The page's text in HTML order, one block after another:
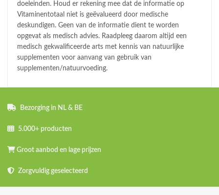
doeleinden. Houd er rekening mee dat de informatie op
Vitaminentotaal niet is geëvalueerd door medische
deskundigen. Geen van de informatie dient te worden
opgevat als medisch advies. Raadpleeg daarom altijd een
medisch gekwalificeerde arts met kennis van natuurlijke
supplementen voor aanvang van gebruik van
supplementen/natuurvoeding.
Bezorging in NL & BE
5.000+ producten
Groot aanbod en lage prijzen
Zorgvuldig geselecteerd